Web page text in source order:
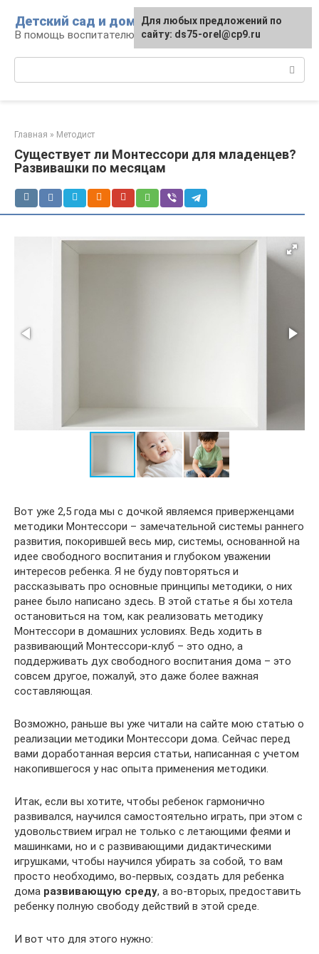
контенту
Детский сад и дом
В помощь воспитателю и родителям
Главная » Методист
Существует ли Монтессори для младенцев?
Развивашки по месяцам
Вот уже 2,5 года мы с дочкой являемся приверженцами
методики Монтессори – замечательной системы раннего
развития, покорившей весь мир, системы, основанной на
идее свободного воспитания и глубоком уважении
интересов ребенка. Я не буду повторяться и
рассказывать про основные принципы методики, о них
ранее было написано здесь. В этой статье я бы хотела
остановиться на том, как реализовать методику
Монтессори в домашних условиях. Ведь ходить в
развивающий Монтессори-клуб – это одно, а
поддерживать дух свободного воспитания дома – это
совсем другое, пожалуй, это даже более важная
составляющая.
Возможно, раньше вы уже читали на сайте мою статью о
реализации методики Монтессори дома. Сейчас перед
вами доработанная версия статьи, написанная с учетом
накопившегося у нас опыта применения методики.
Итак, если вы хотите, чтобы ребенок гармонично
развивался, научился самостоятельно играть, при этом с
удовольствием играл не только с летающими феями и
машинками, но и с развивающими дидактическими
игрушками, чтобы научился убирать за собой, то вам
просто необходимо, во-первых, создать для ребенка
дома развивающую среду, а во-вторых, предоставить
ребенку полную свободу действий в этой среде.
И вот что для этого нужно:
Для любых предложений по
сайту: ds75-orel@cp9.ru